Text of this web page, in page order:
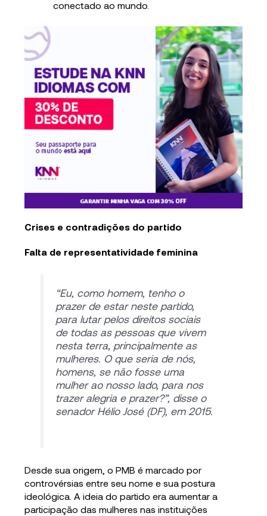
conectado ao mundo.
Crises e contradições do partido
Falta de representatividade feminina
“Eu, como homem, tenho o
prazer de estar neste partido,
para lutar pelos direitos sociais
de todas as pessoas que vivem
nesta terra, principalmente as
mulheres. O que seria de nós,
homens, se não fosse uma
mulher ao nosso lado, para nos
trazer alegria e prazer?”, disse o
senador Hélio José (DF), em 2015.
Desde sua origem, o PMB é marcado por
controvérsias entre seu nome e sua postura
ideológica. A ideia do partido era aumentar a
participação das mulheres nas instituições